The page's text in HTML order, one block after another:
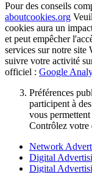
Pour des conseils
aboutcookies.org
cookies aura un
et peut empêcher
services sur notre site
suivre votre activité
officiel : Google
Préférences
participent à
vous
Contrôlez votre
Network
Digital
Digital